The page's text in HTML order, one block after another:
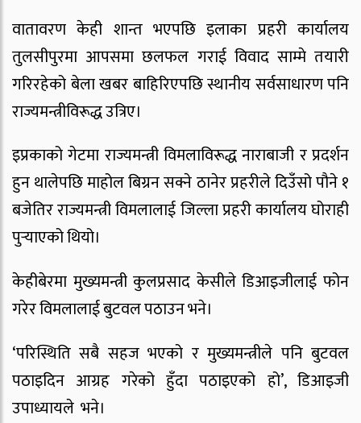
वातावरण केही शान्त भएपछि इलाका प्रहरी कार्यालय
तुलसीपुरमा आपसमा छलफल गराई विवाद साम्मे तयारी
गरिरहेको बेला खबर बाहिरिएपछि स्थानीय सर्वसाधारण पनि
राज्यमन्त्रीविरूद्ध उत्रिए।
इप्रकाको गेटमा राज्यमन्त्री विमलाविरूद्ध नाराबाजी र प्रदर्शन
हुन थालेपछि माहोल बिग्रन सक्ने ठानेर प्रहरीले दिउँसो पौने १
बजेतिर राज्यमन्त्री विमलालाई जिल्ला प्रहरी कार्यालय घोराही
पुर्‍याएको थियो।
केहीबेरमा मुख्यमन्त्री कुलप्रसाद केसीले डिआइजीलाई फोन
गरेर विमलालाई बुटवल पठाउन भने।
‘परिस्थिति सबै सहज भएको र मुख्यमन्त्रीले पनि बुटवल
पठाइदिन आग्रह गरेको हुँदा पठाइएको हो’, डिआइजी
उपाध्यायले भने।